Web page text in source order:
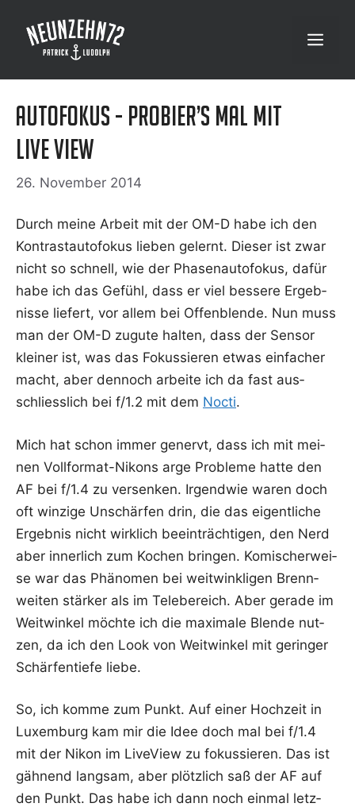
Inhalt
springen
Menü
Autofokus - probier’s mal mit
Live View
26. November 2014
Durch mei­ne Arbeit mit der OM-D habe ich den
Kon­trast­au­to­fo­kus lie­ben gelernt. Die­ser ist zwar
nicht so schnell, wie der Pha­sen­au­to­fo­kus, dafür
habe ich das Gefühl, dass er viel bes­se­re Ergeb­
nis­se lie­fert, vor allem bei Offen­blen­de. Nun muss
man der OM-D zugu­te hal­ten, dass der Sen­sor
klei­ner ist, was das Fokus­sie­ren etwas ein­fa­cher
macht, aber den­noch arbei­te ich da fast aus­
schliess­lich bei f/1.2 mit dem Noc­ti.
Mich hat schon immer genervt, dass ich mit mei­
nen Voll­for­mat-Nikons arge Pro­ble­me hat­te den
AF bei f/1.4 zu ver­sen­ken. Irgend­wie waren doch
oft win­zi­ge Unschär­fen drin, die das eigent­li­che
Ergeb­nis nicht wirk­lich beein­träch­ti­gen, den Nerd
aber inner­lich zum Kochen brin­gen. Komi­scher­wei­
se war das Phä­no­men bei weit­wink­li­gen Brenn­
wei­ten stär­ker als im Tele­be­reich. Aber gera­de im
Weit­win­kel möch­te ich die maxi­ma­le Blen­de nut­
zen, da ich den Look von Weit­win­kel mit gerin­ger
Schär­fen­tie­fe liebe.
So, ich kom­me zum Punkt. Auf einer Hoch­zeit in
Luxem­burg kam mir die Idee doch mal bei f/1.4
mit der Nikon im Live­View zu fokus­sie­ren. Das ist
gäh­nend lang­sam, aber plötz­lich saß der AF auf
den Punkt. Das habe ich dann noch ein­mal letz­